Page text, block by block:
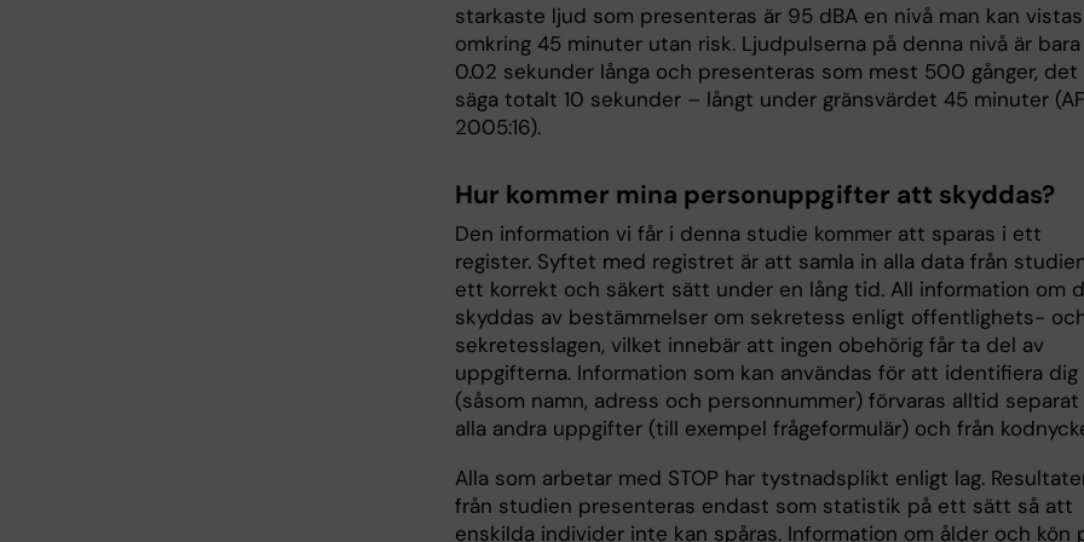
starkaste ljud som presenteras är 95 dBA en nivå man kan
omkring 45 minuter utan risk. Ljudpulserna på denna nivå är bara
0.02 sekunder långa och presenteras som mest 500 gånger, det
säga totalt 10 sekunder – långt under gränsvärdet 45 minuter
2005:16).
Hur kommer mina personuppgifter att skyddas?
Den information vi får i denna studie kommer att sparas i ett
register. Syftet med registret är att samla in alla data från
ett korrekt och säkert sätt under en lång tid. All information om
skyddas av bestämmelser om sekretess enligt offentlighets-
sekretesslagen, vilket innebär att ingen obehörig får ta del av
uppgifterna. Information som kan användas för att identifiera dig
(såsom namn, adress och personnummer) förvaras alltid separat
alla andra uppgifter (till exempel frågeformulär) och från
Alla som arbetar med STOP har tystnadsplikt enligt lag.
från studien presenteras endast som statistik på ett sätt så att
enskilda individer inte kan spåras. Information om ålder och kön